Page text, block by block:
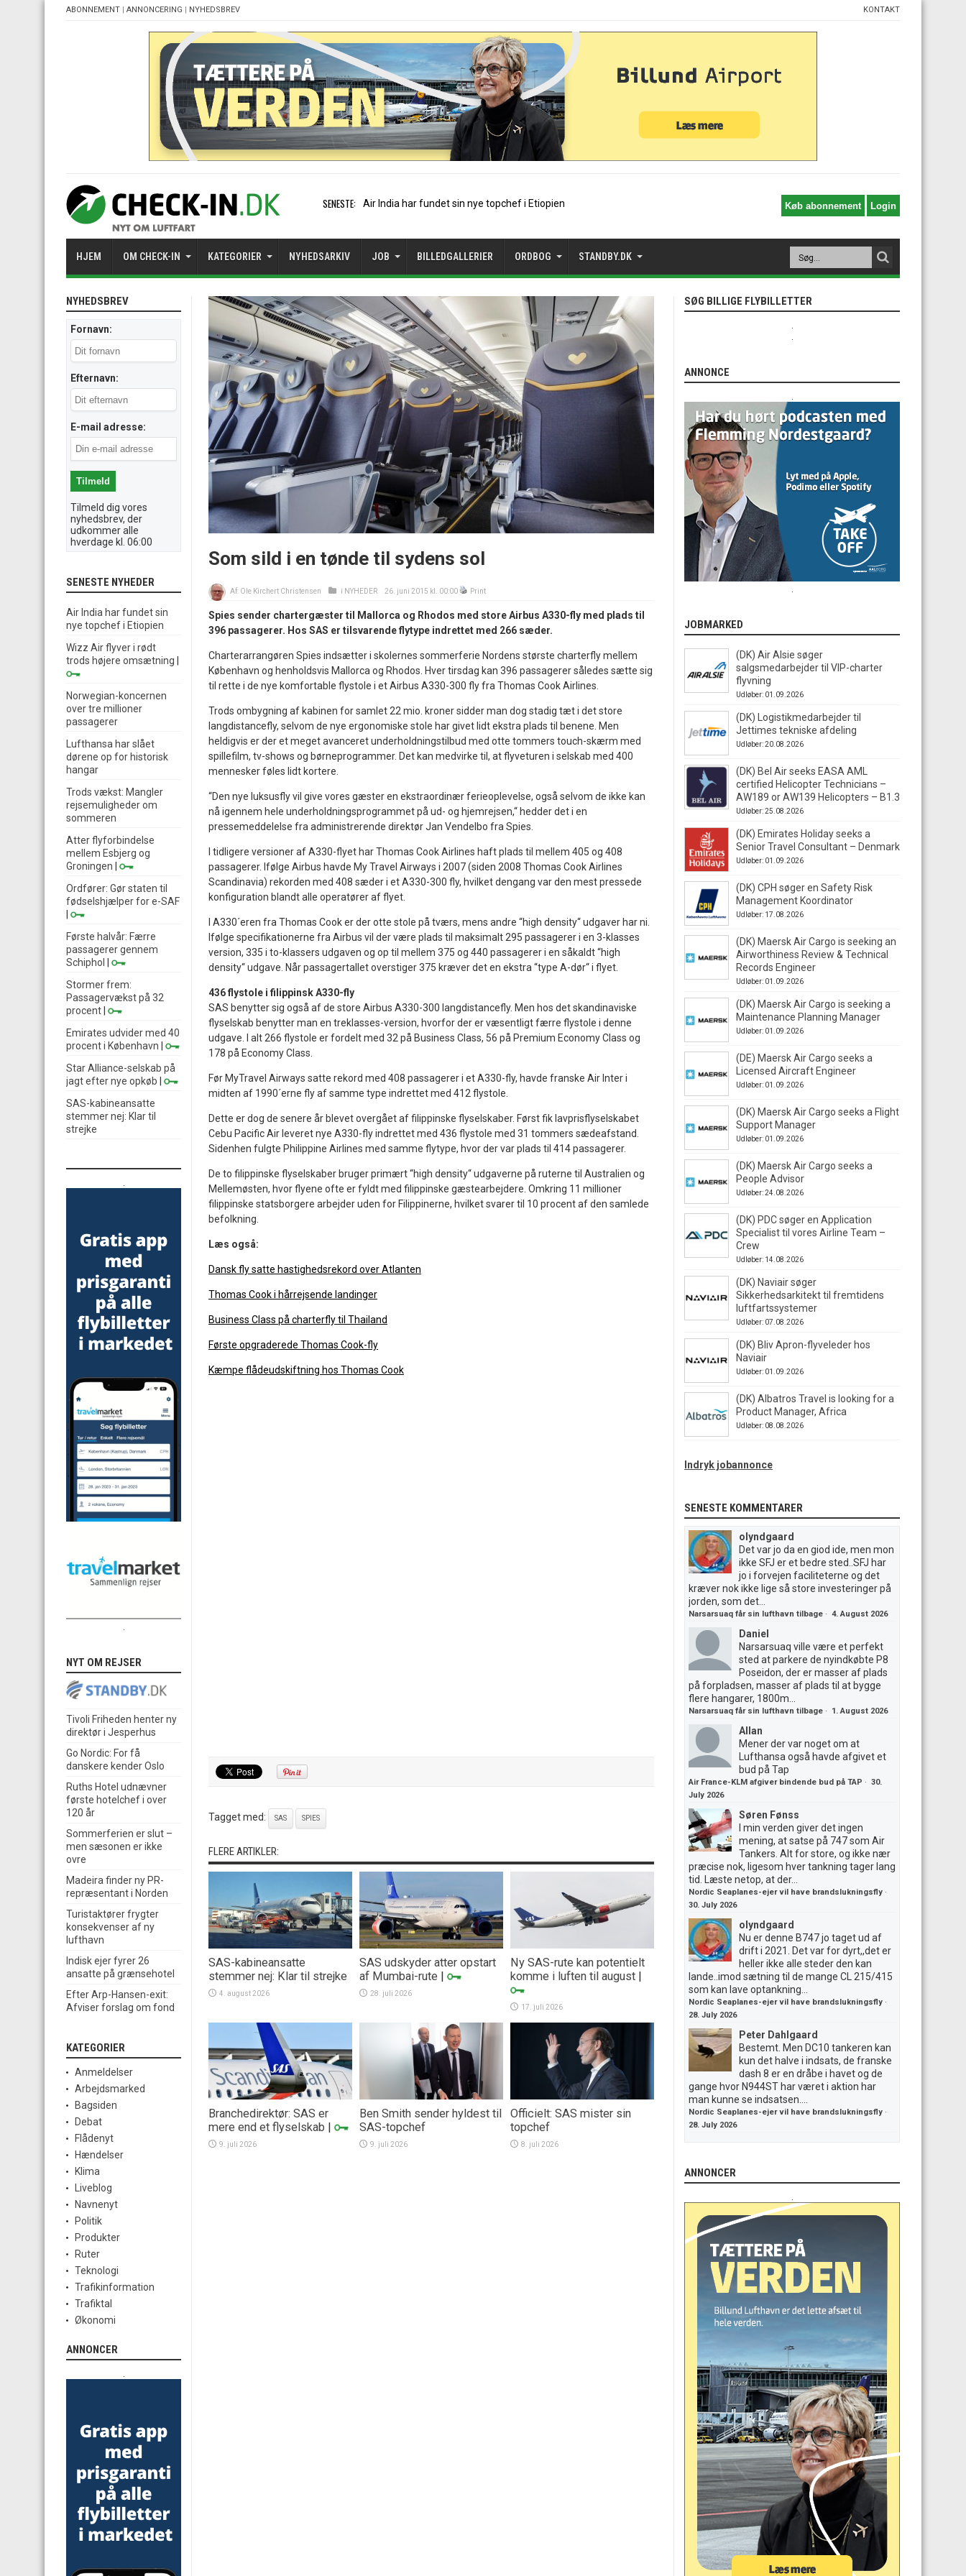
ABONNEMENT | ANNONCERING | NYHEDSBREV KONTAKT
SENESTE: Wizz Air flyver i rødt trods
HJEM OM CHECK-IN KATEGORIER NYHEDSARKIV JOB BILLEDGALLERIER ORDBOG STANDBY.DK
Som sild i en tønde til sydens sol
Af: Ole Kirchert Christensen i NYHEDER 26. juni 2015 kl. 00:00 Print
Spies sender chartergæster til Mallorca og Rhodos med store Airbus A330-fly med plads til
396 passagerer. Hos SAS er tilsvarende flytype indrettet med 266 sæder.
Charterarrangøren Spies indsætter i skolernes sommerferie Nordens største charterfly mellem
København og henholdsvis Mallorca og Rhodos. Hver tirsdag kan 396 passagerer således sætte sig
til rette i de nye komfortable flystole i et Airbus A330-300 fly fra Thomas Cook Airlines.
Trods ombygning af kabinen for samlet 22 mio. kroner sidder man dog stadig tæt i det store
langdistancefly, selvom de nye ergonomiske stole har givet lidt ekstra plads til benene. Men
heldigvis er der et meget avanceret underholdningstilbud med otte tommers touch-skærm med
spillefilm, tv-shows og børneprogrammer. Det kan medvirke til, at flyveturen i selskab med 400
mennesker føles lidt kortere.
“Den nye luksusfly vil give vores gæster en ekstraordinær ferieoplevelse, også selvom de ikke kan
nå igennem hele underholdningsprogrammet på ud- og hjemrejsen,“ hedder det i en
pressemeddelelse fra administrerende direktør Jan Vendelbo fra Spies.
I tidligere versioner af A330-flyet har Thomas Cook Airlines haft plads til mellem 405 og 408
passagerer. Ifølge Airbus havde My Travel Airways i 2007 (siden 2008 Thomas Cook Airlines
Scandinavia) rekorden med 408 sæder i et A330-300 fly, hvilket dengang var den mest pressede
konfiguration blandt alle operatører af flyet.
I A330´eren fra Thomas Cook er der otte stole på tværs, mens andre “high density“ udgaver har ni.
Ifølge specifikationerne fra Airbus vil der være plads til maksimalt 295 passagerer i en 3-klasses
version, 335 i to-klassers udgaven og op til mellem 375 og 440 passagerer i en såkaldt “high
density“ udgave. Når passagertallet overstiger 375 kræver det en ekstra “type A-dør“ i flyet.
436 flystole i filippinsk A330-fly
SAS benytter sig også af de store Airbus A330-300 langdistancefly. Men hos det skandinaviske
flyselskab benytter man en treklasses-version, hvorfor der er væsentligt færre flystole i denne
udgave. I alt 266 flystole er fordelt med 32 på Business Class, 56 på Premium Economy Class og
178 på Economy Class.
Før MyTravel Airways satte rekord med 408 passagerer i et A330-fly, havde franske Air Inter i
midten af 1990´erne fly af samme type indrettet med 412 flystole.
Dette er dog de senere år blevet overgået af filippinske flyselskaber. Først fik lavprisflyselskabet
Cebu Pacific Air leveret nye A330-fly indrettet med 436 flystole med 31 tommers sædeafstand.
Sidenhen fulgte Philippine Airlines med samme flytype, hvor der var plads til 414 passagerer.
De to filippinske flyselskaber bruger primært “high density“ udgaverne på ruterne til Australien og
Mellemøsten, hvor flyene ofte er fyldt med filippinske gæstearbejdere. Omkring 11 millioner
filippinske statsborgere arbejder uden for Filippinerne, hvilket svarer til 10 procent af den samlede
befolkning.
Læs også:
Dansk fly satte hastighedsrekord over Atlanten
Thomas Cook i hårrejsende landinger
Business Class på charterfly til Thailand
Første opgraderede Thomas Cook-fly
Kæmpe flådeudskiftning hos Thomas Cook
Tagget med: SAS SPIES
FLERE ARTIKLER:
SAS-kabineansatte
stemmer nej: Klar til strejke
4. august 2026
SAS udskyder atter opstart
af Mumbai-rute |
28. juli 2026
Ny SAS-rute kan potentielt
komme i luften til august |
17. juli 2026
Branchedirektør: SAS er
mere end et flyselskab |
9. juli 2026
Ben Smith sender hyldest til
SAS-topchef
9. juli 2026
Officielt: SAS mister sin
topchef
8. juli 2026
NYHEDSBREV
Fornavn:
Efternavn:
E-mail adresse:
Tilmeld dig vores
nyhedsbrev, der
udkommer alle
hverdage kl. 06:00
SENESTE NYHEDER
Air India har fundet sin
nye topchef i Etiopien
Wizz Air flyver i rødt
trods højere omsætning
Norwegian-koncernen
over tre millioner
passagerer
Lufthansa har slået
dørene op for historisk
hangar
Trods vækst: Mangler
rejsemuligheder om
sommeren
Atter flyforbindelse
mellem Esbjerg og
Groningen
Ordfører: Gør staten til
fødselshjælper for e-SAF
Første halvår: Færre
passagerer gennem
Schiphol
Stormer frem:
Passagervækst på 32
procent
Emirates udvider med 40
procent i København
Star Alliance-selskab på
jagt efter nye opkøb
SAS-kabineansatte
stemmer nej: Klar til
strejke
NYT OM REJSER
Tivoli Friheden henter ny
direktør i Jesperhus
Go Nordic: For få
danskere kender Oslo
Ruths Hotel udnævner
første hotelchef i over
120 år
Sommerferien er slut –
men sæsonen er ikke
ovre
Madeira finder ny PR-
repræsentant i Norden
Turistaktører frygter
konsekvenser af ny
lufthavn
Indisk ejer fyrer 26
ansatte på grænsehotel
Efter Arp-Hansen-exit:
Afviser forslag om fond
KATEGORIER
Anmeldelser
Arbejdsmarked
Bagsiden
Debat
Flådenyt
Hændelser
Klima
Liveblog
Navnenyt
Politik
Produkter
Ruter
Teknologi
Trafikinformation
Trafiktal
Økonomi
ANNONCER
SØG BILLIGE FLYBILLETTER
ANNONCE
JOBMARKED
(DK) Air Alsie søger
salgsmedarbejder til VIP-charter
flyvning
Udløber: 01.09.2026
(DK) Logistikmedarbejder til
Jettimes tekniske afdeling
Udløber: 20.08.2026
(DK) Bel Air seeks EASA AML
certified Helicopter Technicians –
AW189 or AW139 Helicopters – B1.3
Udløber: 25.08.2026
(DK) Emirates Holiday seeks a
Senior Travel Consultant – Denmark
Udløber: 01.09.2026
(DK) CPH søger en Safety Risk
Management Koordinator
Udløber: 17.08.2026
(DK) Maersk Air Cargo is seeking an
Airworthiness Review & Technical
Records Engineer
Udløber: 01.09.2026
(DK) Maersk Air Cargo is seeking a
Maintenance Planning Manager
Udløber: 01.09.2026
(DE) Maersk Air Cargo seeks a
Licensed Aircraft Engineer
Udløber: 01.09.2026
(DK) Maersk Air Cargo seeks a Flight
Support Manager
Udløber: 01.09.2026
(DK) Maersk Air Cargo seeks a
People Advisor
Udløber: 24.08.2026
(DK) PDC søger en Application
Specialist til vores Airline Team –
Crew
Udløber: 14.08.2026
(DK) Naviair søger
Sikkerhedsarkitekt til fremtidens
luftfartssystemer
Udløber: 07.08.2026
(DK) Bliv Apron-flyveleder hos
Naviair
Udløber: 01.09.2026
(DK) Albatros Travel is looking for a
Product Manager, Africa
Udløber: 08.08.2026
Indryk jobannonce
SENESTE KOMMENTARER
olyndgaard
Det var jo da en giod ide, men mon
ikke SFJ er et bedre sted..SFJ har
jo i forvejen faciliteterne og det
kræver nok ikke lige så store investeringer på
jorden, som det...
Narsarsuaq får sin lufthavn tilbage · 4. August 2026
Daniel
Narsarsuaq ville være et perfekt
sted at parkere de nyindkøbte P8
Poseidon, der er masser af plads
på forpladsen, masser af plads til at bygge
flere hangarer, 1800m...
Narsarsuaq får sin lufthavn tilbage · 1. August 2026
Allan
Mener der var noget om at
Lufthansa også havde afgivet et
bud på Tap
Air France-KLM afgiver bindende bud på TAP · 30.
July 2026
Søren Fønss
I min verden giver det ingen
mening, at satse på 747 som Air
Tankers. Alt for store, og ikke nær
præcise nok, ligesom hver tankning tager lang
tid. Læste netop, at der...
Nordic Seaplanes-ejer vil have brandslukningsfly ·
30. July 2026
olyndgaard
Nu er denne B747 jo taget ud af
drift i 2021. Det var for dyrt,,det er
heller ikke alle steder den kan
lande..imod sætning til de mange CL 215/415
som kan lave optankning...
Nordic Seaplanes-ejer vil have brandslukningsfly ·
28. July 2026
Peter Dahlgaard
Bestemt. Men DC10 tankeren kan
kun det halve i indsats, de franske
dash 8 er en dråbe i havet og de
gange hvor N944ST har været i aktion har
man kunne se indsatsen....
Nordic Seaplanes-ejer vil have brandslukningsfly ·
28. July 2026
ANNONCER